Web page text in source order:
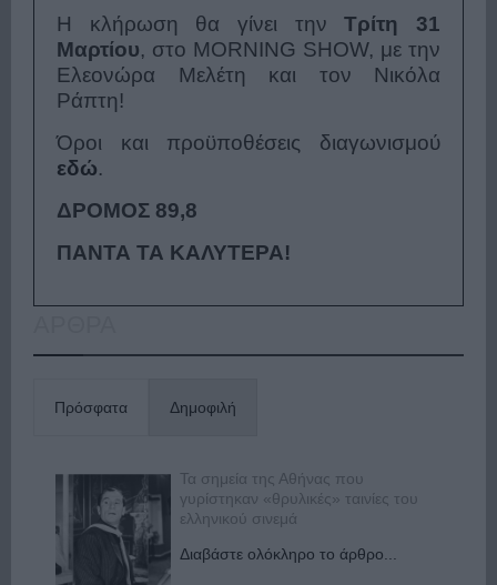
Η κλήρωση θα γίνει τηνΤρίτη 31
Μαρτίου, στο MORNING SHOW, με την
Ελεονώρα Μελέτη και τον Νικόλα
Ράπτη!
Όροι και προϋποθέσεις διαγωνισμού
εδώ.
ΔΡΟΜΟΣ 89,8
ΠΑΝΤΑ ΤΑ ΚΑΛΥΤΕΡΑ!
Πρόσφατα Δημοφιλή
Τα σημεία της Αθήνας που
γυρίστηκαν «θρυλικές» ταινίες του
ελληνικού σινεμά
Διαβάστε ολόκληρο το άρθρο...